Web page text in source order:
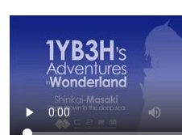
昼公演
【
整理券